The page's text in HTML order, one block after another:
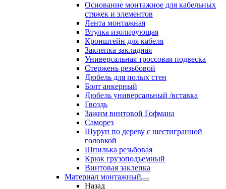
Основание монтажное для кабельных
стяжек и элементов
Лента монтажная
Втулка изолирующая
Кронштейн для кабеля
Заклепка закладная
Универсальная троссовая подвеска
Стержень резьбовой
Дюбель для полых стен
Болт анкерный
Дюбель универсальный /вставка
Гвоздь
Зажим винтовой Гофмана
Саморез
Шуруп по дереву с шестигранной
головкой
Шпилька резьбовая
Крюк грузоподъемный
Винтовая заклепка
Материал монтажный
Назад